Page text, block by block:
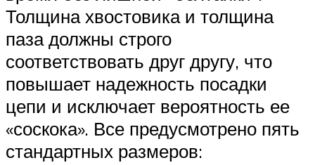
Толщина хвостовика и толщина
паза должны строго
соответствовать друг другу, что
повышает надежность посадки
цепи и исключает вероятность ее
«соскока». Все предусмотрено пять
стандартных размеров: